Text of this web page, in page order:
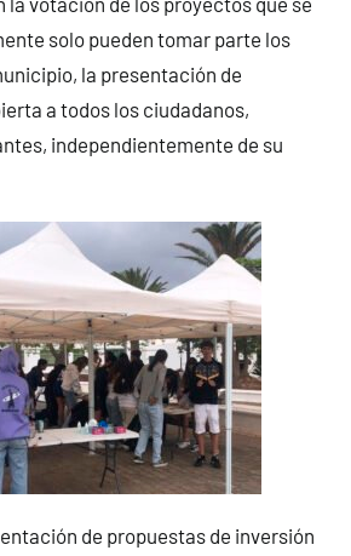
solo pueden tomar parte los
la presentación de
a todos los ciudadanos,
independientemente de su
de propuestas de inversión